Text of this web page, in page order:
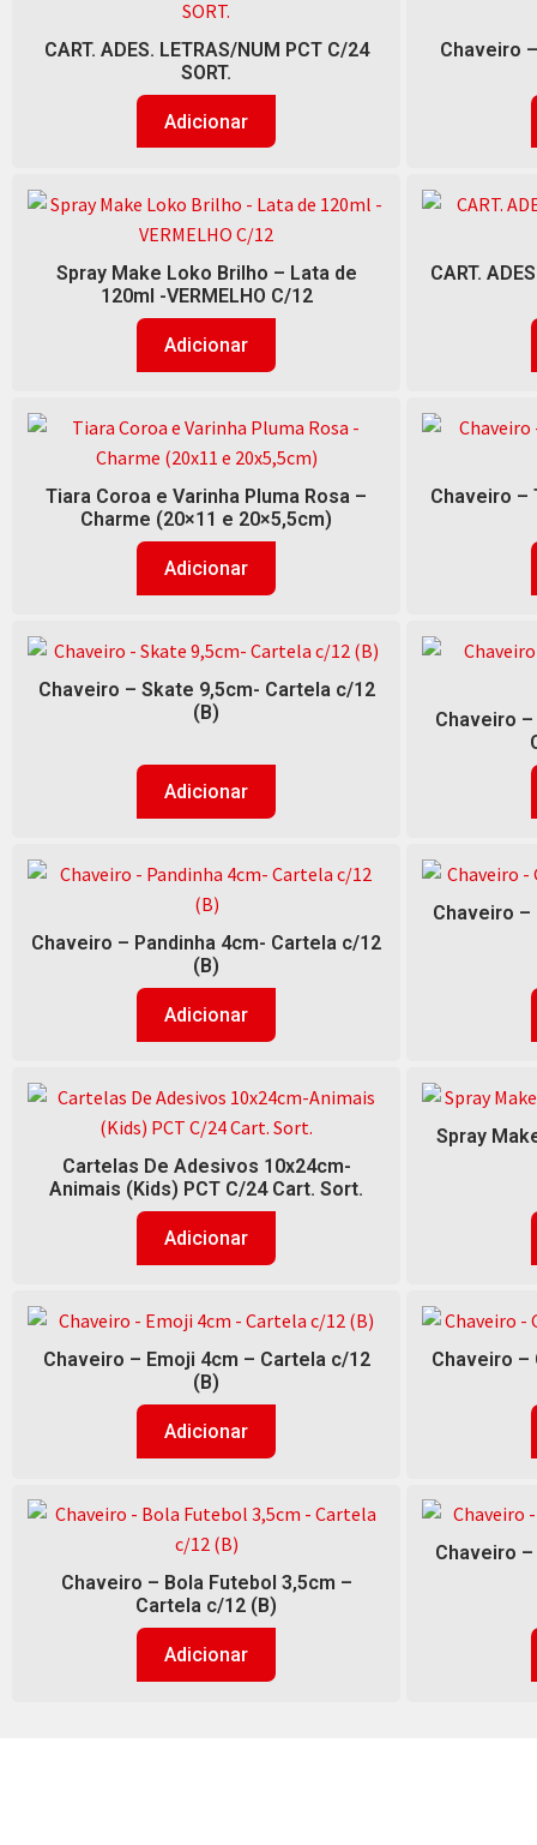
CART. ADES. LETRAS/NUM PCT C/24
SORT.
Adicionar
Chaveiro
Spray Make Loko Brilho – Lata de
120ml -VERMELHO C/12
Adicionar
CART.
Tiara Coroa e Varinha Pluma Rosa –
Charme (20×11 e 20×5,5cm)
Adicionar
Chaveiro –
Chaveiro – Skate 9,5cm- Cartela c/12
(B)
Adicionar
Chaveiro
Chaveiro – Pandinha 4cm- Cartela c/12
(B)
Adicionar
Chaveiro –
Cartelas De Adesivos 10x24cm-
Animais (Kids) PCT C/24 Cart. Sort.
Adicionar
Spray
Chaveiro – Emoji 4cm – Cartela c/12
(B)
Adicionar
Chaveiro –
Chaveiro – Bola Futebol 3,5cm –
Cartela c/12 (B)
Adicionar
Chaveiro